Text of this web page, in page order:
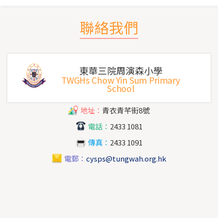
聯絡我們
東華三院周演森小學
TWGHs Chow Yin Sum Primary
School
地址： 青衣青芊街8號
電話： 2433 1081
傳真： 2433 1091
電郵： cysps@tungwah.org.hk